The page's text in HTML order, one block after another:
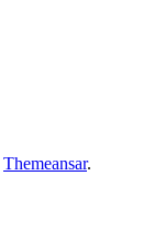
Themeansar.